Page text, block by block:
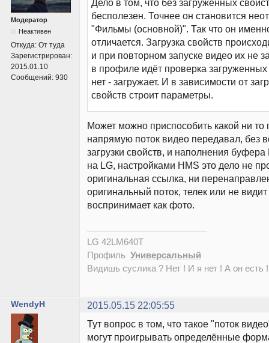
Модератор
Неактивен
Откуда: От туда
Зарегистрирован:
2015.01.10
Сообщений: 930
Дело в том, что без загруженных
бесполезен. Точнее он становится
"Фильмы (основной)". Так что он
отличается. Загрузка свойств
и при повторном запуске видео их не
в профиле идёт проверка загруженных
нет - загружает. И в зависимости от
свойств строит параметры.
Может можно приспособить какой ни
напрямую поток видео передавал, без
загрузки свойств, и наполнения
на LG, настройками HMS это дело не
оригинальная ссылка, ни
оригинальный поток, телек или не
воспринимает как фото.
LG 42LM640T
Профиль Универсальный
Видишь суслика ? Нет ! И я нет ! А он есть
WendyH 2015.05.15 22:05:55
Тут вопрос в том, что такое "поток
могут проигрывать определённые